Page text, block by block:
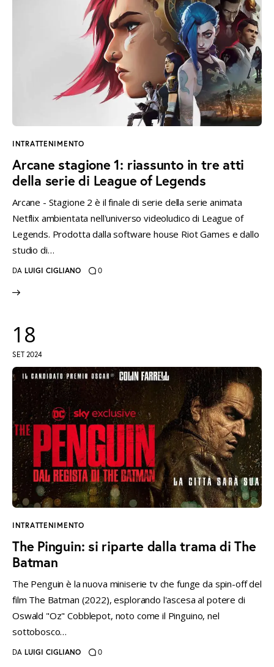
INTRATTENIMENTO
Arcane stagione 1: riassunto in tre atti
della serie di League of Legends
Arcane - Stagione 2 è il finale di serie della serie animata
Netflix ambientata nell'universo videoludico di League of
Legends. Prodotta dalla software house Riot Games e dallo
studio di…
DA LUIGI CIGLIANO 0
18
SET 2024
INTRATTENIMENTO
The Pinguin: si riparte dalla trama di The
Batman
The Penguin è la nuova miniserie tv che funge da spin-off del
film The Batman (2022), esplorando l'ascesa al potere di
Oswald "Oz" Cobblepot, noto come il Pinguino, nel
sottobosco…
DA LUIGI CIGLIANO 0